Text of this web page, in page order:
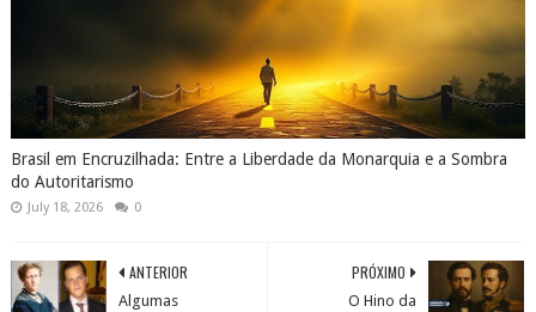
Brasil em Encruzilhada: Entre a Liberdade da Monarquia e a Sombra
do Autoritarismo
July 18, 2026 0
PRÓXIMO
O Hino da
ANTERIOR
Algumas